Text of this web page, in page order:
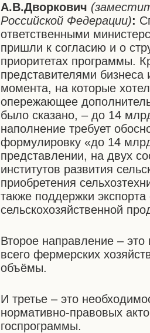
А.В.Дворкович
Российской Федерации):
ответственными
пришли к согласию и о
приоритетах программы.
представителями
момента, на которые
опережающее
было сказано, – до 14
наполнение требует
формулировку «до 14
представлении, на двух
институтов развития
приобретения
также поддержки
сельскохозяйственной
Второе направление –
всего фермерских
объёмы.
И третье – это
нормативно-правовых
госпрограммы.